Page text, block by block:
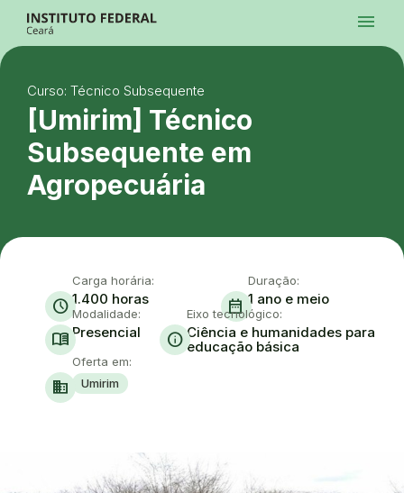
Ir para a busca
Ir para o menu principal
Ir para o conteúdo
Alto Contraste
Login da Área Administrativa
Acessibilidade
menu
Curso: Técnico Subsequente
[Umirim] Técnico
Subsequente em
Agropecuária
schedule
Carga horária:
1.400 horas date_range
Duração:
1 ano e meio
menu_book
Modalidade:
Presencial info
Eixo tecnológico:
Ciência e humanidades para
educação básica
domain
Oferta em:
Umirim